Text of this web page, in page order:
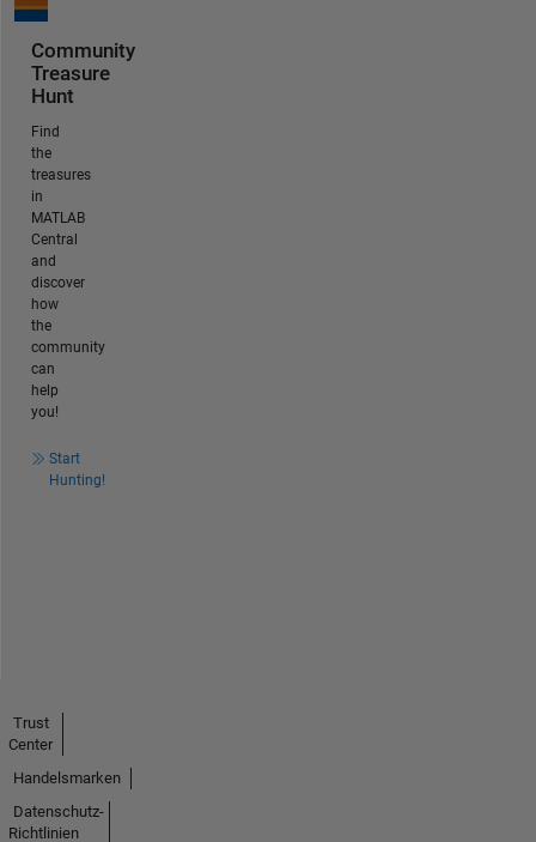
Community
Treasure
Hunt
Find
the
treasures
in
MATLAB
Central
and
discover
how
the
community
can
help
you!
Start
Hunting!
Trust
Center
Handelsmarken
Datenschutz-
Richtlinien